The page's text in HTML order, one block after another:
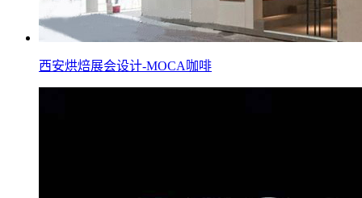
西安烘焙展会设计-MOCA咖啡